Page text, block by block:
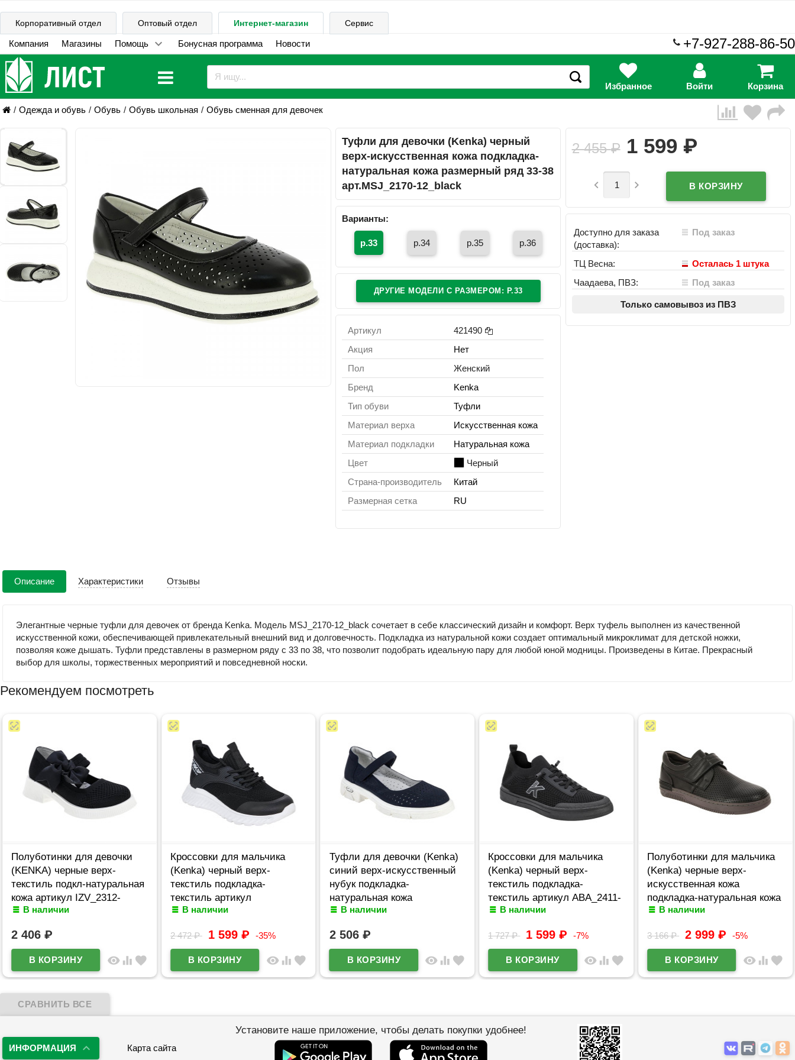
Корпоративный отдел Оптовый отдел Интернет-магазин Сервис
Компания Магазины Помощь Бонусная программа Новости +7-927-288-86-50
Избранное Войти Корзина
Одежда и обувь Обувь Обувь школьная Обувь сменная для девочек
Туфли для девочки (Kenka) черный
верх-искусственная кожа подкладка-
натуральная кожа размерный ряд 33-38
арт.MSJ_2170-12_black
Варианты:
р.33 р.34 р.35 р.36
ДРУГИЕ МОДЕЛИ C РАЗМЕРОМ: Р.33
Артикул
421490
Акция
Нет
Пол
Женский
Бренд
Kenka
Тип обуви
Туфли
Материал верха
Искусственная кожа
Материал подкладки
Натуральная кожа
Цвет
Черный
Страна-производитель
Китай
Размерная сетка
RU
2 455₽ 1 599 ₽
 
Доступно для заказа
(доставка):
Под заказ
ТЦ Весна:
Осталась 1 штука
Чаадаева, ПВЗ:
Под заказ
Только самовывоз из ПВЗ
Описание Характеристики Отзывы
Элегантные черные туфли для девочек от бренда Kenka. Модель MSJ_2170-12_black сочетает в себе классический дизайн и комфорт. Верх туфель выполнен из качественной
искусственной кожи, обеспечивающей привлекательный внешний вид и долговечность. Подкладка из натуральной кожи создает оптимальный микроклимат для детской ножки,
позволяя коже дышать. Туфли представлены в размерном ряду с 33 по 38, что позволит подобрать идеальную пару для любой юной модницы. Произведены в Китае. Прекрасный
выбор для школы, торжественных мероприятий и повседневной носки.
Рекомендуем посмотреть
Полуботинки для девочки
(KENKA) черные верх-
текстиль подкл-натуральная
кожа артикул IZV_2312-
03_black
В наличии
2 406 ₽
visibility equalizer favorite
Кроссовки для мальчика
(Kenka) черный верх-
текстиль подкладка-
текстиль артикул
IML_3009_blackk
В наличии
2 472₽ 1 599 ₽ -35%
visibility equalizer favorite
Туфли для девочки (Kenka)
синий верх-искусственный
нубук подкладка-
натуральная кожа
размерный ряд 32-37
В наличии
2 506 ₽
visibility equalizer favorite
Кроссовки для мальчика
(Kenka) черный верх-
текстиль подкладка-
текстиль артикул ABA_2411-
01_black
В наличии
1 727₽ 1 599₽ -7%
visibility equalizer favorite
Полуботинки для мальчика
(Kenka) черные верх-
искусственная кожа
подкладка-натуральная кожа
размерный ряд 32-37
В наличии
3 166₽ 2 999₽ -5%
visibility equalizer favorite
ИНФОРМАЦИЯ Карта сайта
Установите наше приложение, чтобы делать покупки удобнее!